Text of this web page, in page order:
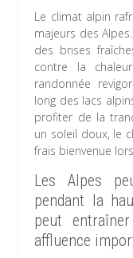
Le climat alpin
majeurs des
des brises
contre la
randonnée
long des lacs
profiter de la
un soleil doux, le
frais bienvenue
Les Alpes
pendant la
peut
affluence